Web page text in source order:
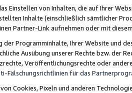
Einstellen von Inhalten, die auf Ihrer
Inhalte (einschließlich sämtlicher
Partner-Link aufnehmen oder mit
der Programminhalte, Ihrer Website und
Ausübung unserer Rechte bzw. der
Veröffentlichungsrechte oder
Fälschungsrichtlinien für das
Cookies, Pixeln und anderen